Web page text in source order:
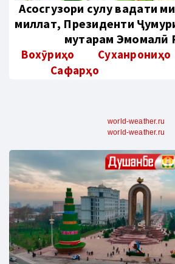
Aсосгузори сулҳу ваҳдати
миллат, Президенти
муҳтарам Эмомалӣ
Вохӯриҳо Суханрониҳо
Сафарҳо
world-weather.ru
world-weather.ru